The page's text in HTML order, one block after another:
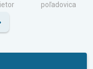
poľadovica